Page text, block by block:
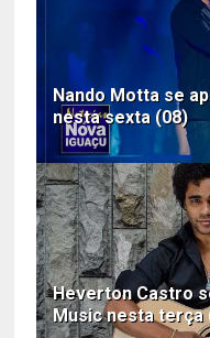
Nando Motta se
nesta sexta (08)
Heverton Castro
Music nesta terça